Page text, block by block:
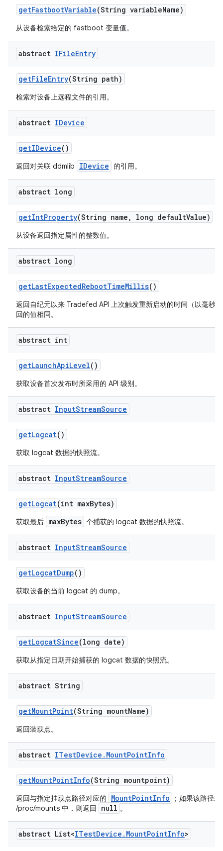
getFastbootVariable(String variableName)
从设备检索给定的 fastboot 变量值。
abstract IFileEntry
getFileEntry(String path)
检索对设备上远程文件的引用。
abstract IDevice
getIDevice()
返回对关联 ddmlib IDevice 的引用。
abstract long
getIntProperty(String name , long defaultValue)
从设备返回指定属性的整数值。
abstract long
getLastExpectedRebootTimeMillis()
返回自纪元以来 Tradefed API 上次触发重新启动的时间（以毫秒
回的值相同。
abstract int
getLaunchApiLevel()
获取设备首次发布时所采用的 API 级别。
abstract InputStreamSource
getLogcat()
获取 logcat 数据的快照流。
abstract InputStreamSource
getLogcat(int maxBytes)
获取最后 maxBytes 个捕获的 logcat 数据的快照流。
abstract InputStreamSource
getLogcatDump()
获取设备的当前 logcat 的 dump。
abstract InputStreamSource
getLogcatSince(long date)
获取从指定日期开始捕获的 logcat 数据的快照流。
abstract String
getMountPoint(String mountName)
返回装载点。
abstract ITestDevice . MountPointInfo
getMountPointInfo(String mountpoint)
返回与指定挂载点路径对应的 MountPointInfo
；如果该路径
/proc/mounts 中，则返回
null 。
abstract List<ITestDevice . MountPointInfo>